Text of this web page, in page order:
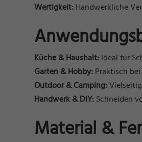
Wertigkeit: Handwerkliche
Küche & Haushalt: Ideal für
Garten & Hobby: Praktisch
Outdoor & Camping:
Handwerk & DIY: Schneiden
Material &